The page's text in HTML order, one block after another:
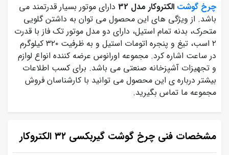
چرخ گوشت الکتروکار مدل 32
دارای موتور بسیار قدرتمند می
باشد. از ویژگی های این محصول می توان به داشتن گلویی
متحرک، بدنه تمام استیل، دارای دو مدل موتور تک فاز با قدرت
۲ اسب، تیغ و پنجره اتومات استیل و به ظرفیت ۳۲۰ کیلوگرم
در ساعت اشاره کرد. مجموعه اورانوس عرضه کننده انواع لوازم
و تجهیزات آشپزخانه صنعتی می باشد. برای کسب اطلاعات
بیشتر درباره ی این محصول می توانید با کارشناسان فروش
مجموعه ما تماس بگیرید.
مشخصات فنی چرخ گوشت گیربکسی ۳۲ الکتروکار